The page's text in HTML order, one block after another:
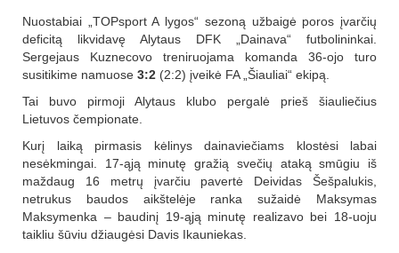
Nuostabiai „TOPsport A lygos“ sezoną užbaigė poros įvarčių
deficitą likvidavę Alytaus DFK „Dainava“ futbolininkai.
Sergejaus Kuznecovo treniruojama komanda 36-ojo turo
susitikime namuose 3:2 (2:2) įveikė FA „Šiauliai“ ekipą.
Tai buvo pirmoji Alytaus klubo pergalė prieš šiauliečius
Lietuvos čempionate.
Kurį laiką pirmasis kėlinys dainaviečiams klostėsi labai
nesėkmingai. 17-ąją minutę gražią svečių ataką smūgiu iš
maždaug 16 metrų įvarčiu pavertė Deividas Šešpalukis,
netrukus baudos aikštelėje ranka sužaidė Maksymas
Maksymenka – baudinį 19-ąją minutę realizavo bei 18-uoju
taikliu šūviu džiaugėsi Davis Ikauniekas.